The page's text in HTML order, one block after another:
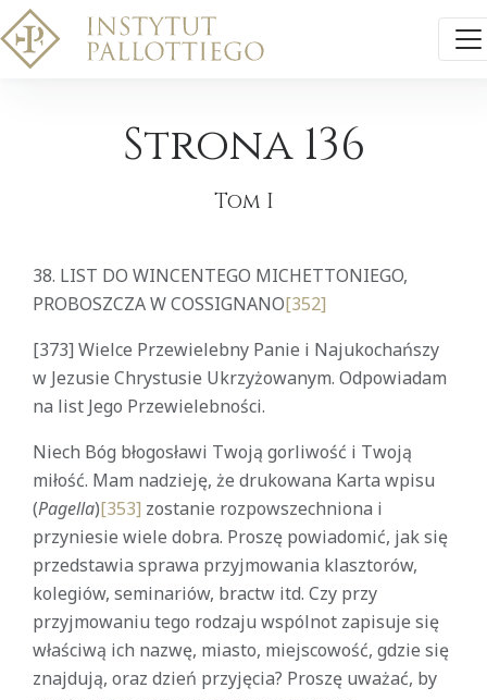
Strona 136
Tom I
38. LIST DO WINCENTEGO MICHETTONIEGO,
PROBOSZCZA W COSSIGNANO[352]
[373] Wielce Przewielebny Panie i Najukochańszy
w Jezusie Chrystusie Ukrzyżowanym. Odpowiadam
na list Jego Przewielebności.
Niech Bóg błogosławi Twoją gorliwość i Twoją
miłość. Mam nadzieję, że drukowana Karta wpisu
(Pagella)[353] zostanie rozpowszechniona i
przyniesie wiele dobra. Proszę powiadomić, jak się
przedstawia sprawa przyjmowania klasztorów,
kolegiów, seminariów, bractw itd. Czy przy
przyjmowaniu tego rodzaju wspólnot zapisuje się
właściwą ich nazwę, miasto, miejscowość, gdzie się
znajdują, oraz dzień przyjęcia? Proszę uważać, by